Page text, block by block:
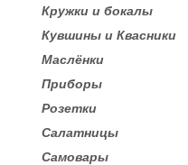
Кружки и бокалы
Кувшины и Квасники
Маслёнки
Приборы
Розетки
Салатницы
Самовары